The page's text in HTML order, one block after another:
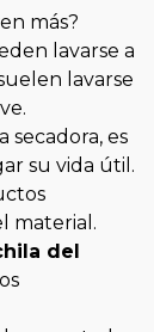
más?
lavarse a
lavarse
es
su vida útil.
material.
del